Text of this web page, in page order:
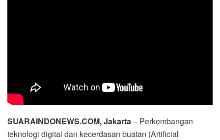
SUARAINDONEWS.COM, Jakarta– Perkembangan
teknologi digital dan kecerdasan buatan (Artificial